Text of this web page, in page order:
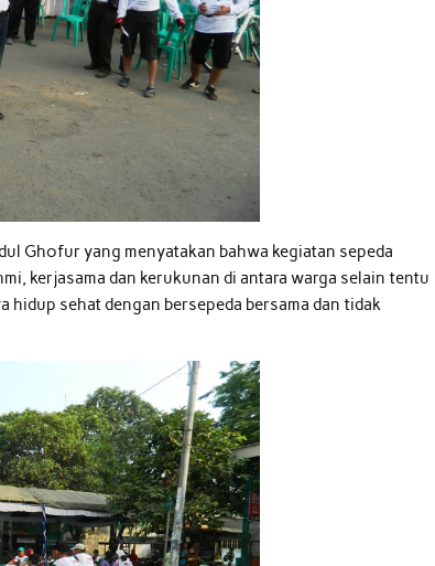
Ghofur yang menyatakan bahwa kegiatan sepeda
kerjasama dan kerukunan di antara warga selain tentu
sehat dengan bersepeda bersama dan tidak